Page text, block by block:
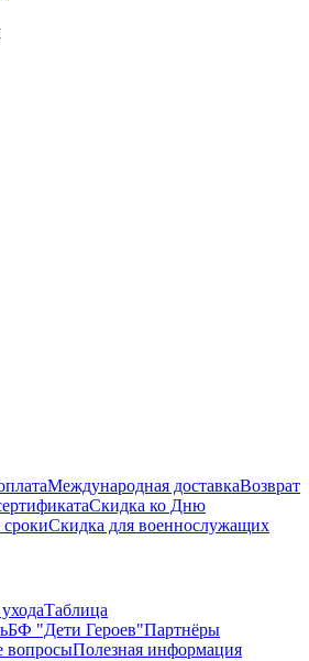
Международная доставкаВозврат
Скидка ко Дню
Скидка для военнослужащих
Таблица
БФ "Дети Героев"Партнёры
вопросыПолезная информация